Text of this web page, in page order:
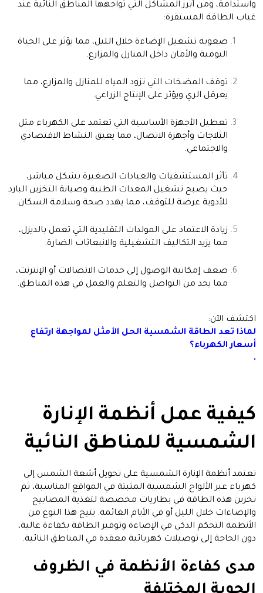
واستدامة، ومن أبرز المشاكل التي تواجهها المناطق النائية عند
غياب الطاقة المستقرة:
صعوبة تشغيل الإضاءة خلال الليل، مما يؤثر على الحياة
اليومية والأمان داخل المنازل والمزارع.
توقف المضخات التي تزود المياه للمنازل والمزارع، مما
يعرقل الري ويؤثر على الإنتاج الزراعي.
تعطيل الأجهزة الأساسية التي تعتمد على الكهرباء مثل
الثلاجات وأجهزة الاتصال، مما يعيق النشاط الاقتصادي
والاجتماعي.
تأثر المستشفيات والعيادات الصغيرة بشكل مباشر،
حيث يصبح تشغيل المعدات الطبية وصيانة التخزين البارد
للأدوية عرضة للتوقف، مما يهدد صحة وسلامة السكان.
زيادة الاعتماد على المولدات التقليدية التي تعمل بالديزل،
مما يزيد التكاليف التشغيلية والانبعاثات الضارة.
ضعف إمكانية الوصول إلى خدمات الاتصالات أو الإنترنت،
مما يحد من التواصل والتعلم والعمل في هذه المناطق.
اكتشف الآن:
لماذا تعد الطاقة الشمسية الحل الأمثل لمواجهة ارتفاع
أسعار الكهرباء؟
كيفية عمل أنظمة الإنارة
الشمسية للمناطق النائية
تعتمد أنظمة الإنارة الشمسية على تحويل أشعة الشمس إلى
كهرباء عبر الألواح الشمسية المثبتة في المواقع المناسبة، ثم
تخزين هذه الطاقة في بطاريات مخصصة لتغذية المصابيح
والإضاءات خلال الليل أو في الأيام الغائمة. يتيح هذا النوع من
الأنظمة التحكم الذكي في الإضاءة وتوفير الطاقة بكفاءة عالية،
دون الحاجة إلى توصيلات كهربائية معقدة في المناطق النائية.
مدى كفاءة الأنظمة في الظروف